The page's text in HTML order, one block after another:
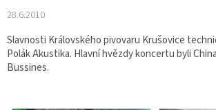
28.6.2010
Slavnosti Královského pivovaru Krušovice
Polák Akustika. Hlavní hvězdy koncertu byli
Bussines.